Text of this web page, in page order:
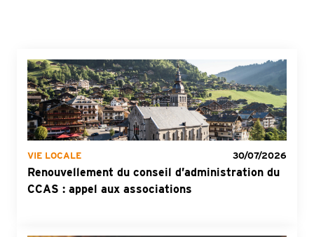
VIE LOCALE 30/07/2026
Renouvellement du conseil d’administration du
CCAS : appel aux associations